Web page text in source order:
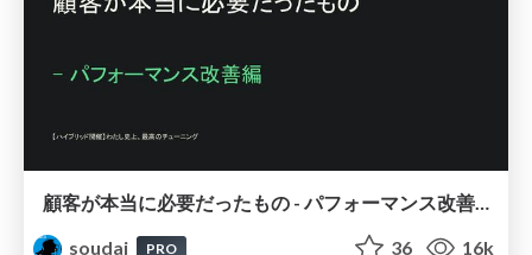
顧客が本当に必要だったもの - パフォーマンス改善編 / Make what is needed
soudai
PRO 36 16k